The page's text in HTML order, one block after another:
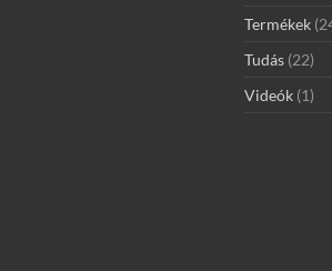
Termékek
Tudás (22)
Videók (1)